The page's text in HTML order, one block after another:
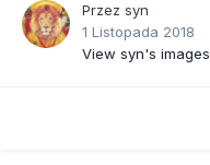
Przez syn
1 Listopada 2018
View syn's images